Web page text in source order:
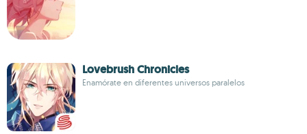
Lovebrush Chronicles
Enamórate en diferentes universos paralelos